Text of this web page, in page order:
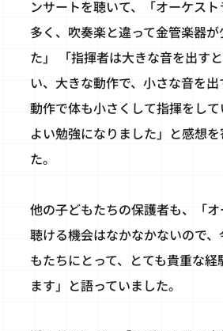
ンサートを聴いて、「オーケス
多く、吹奏楽と違って金管楽器
た」 「指揮者は大きな音を出す
い、大きな動作で、小さな音を
動作で体も小さくして指揮をし
よい勉強になりました」と感想
た。
他の子どもたちの保護者も、「
聴ける機会はなかなかないので
もたちにとって、とても貴重な
ます」と語っていました。